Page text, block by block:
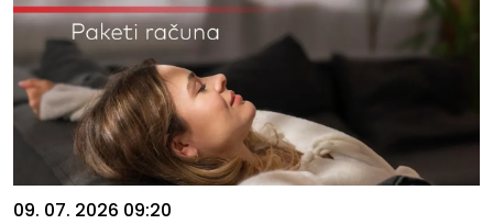
09. 07. 2026 09:20